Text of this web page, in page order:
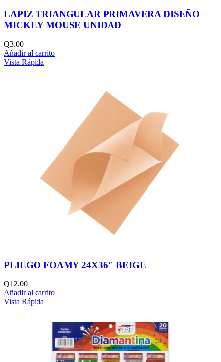
LAPIZ TRIANGULAR PRIMAVERA DISEÑO
MICKEY MOUSE UNIDAD
Q3.00
Añadir al carrito
Vista Rápida
PLIEGO FOAMY 24X36″ BEIGE
Q12.00
Añadir al carrito
Vista Rápida